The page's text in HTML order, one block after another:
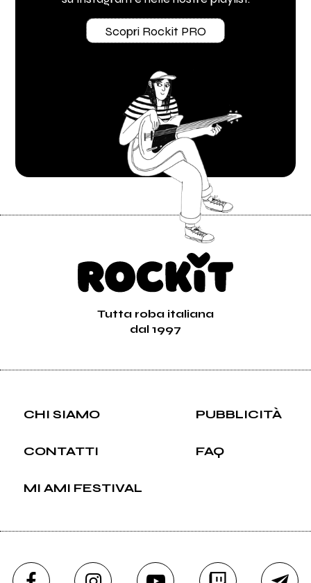
Scopri Rockit PRO
Tutta roba italiana
dal 1997
CHI SIAMO PUBBLICITÀ
CONTATTI FAQ
MI AMI FESTIVAL